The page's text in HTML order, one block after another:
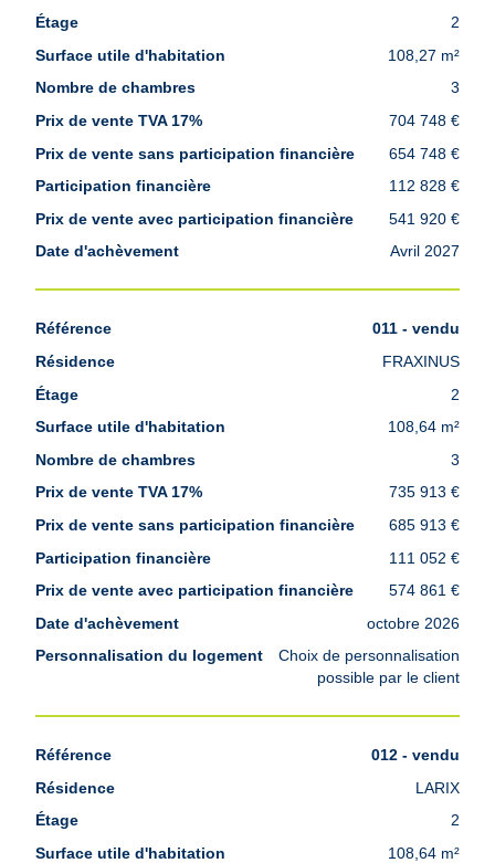
2
108,27 m²
3
704 748 €
654 748 €
112 828 €
541 920 €
Avril 2027
011 - vendu
FRAXINUS
2
108,64 m²
3
735 913 €
685 913 €
111 052 €
574 861 €
octobre 2026
Choix de personnalisation
possible par le client
012 - vendu
LARIX
2
108,64 m²